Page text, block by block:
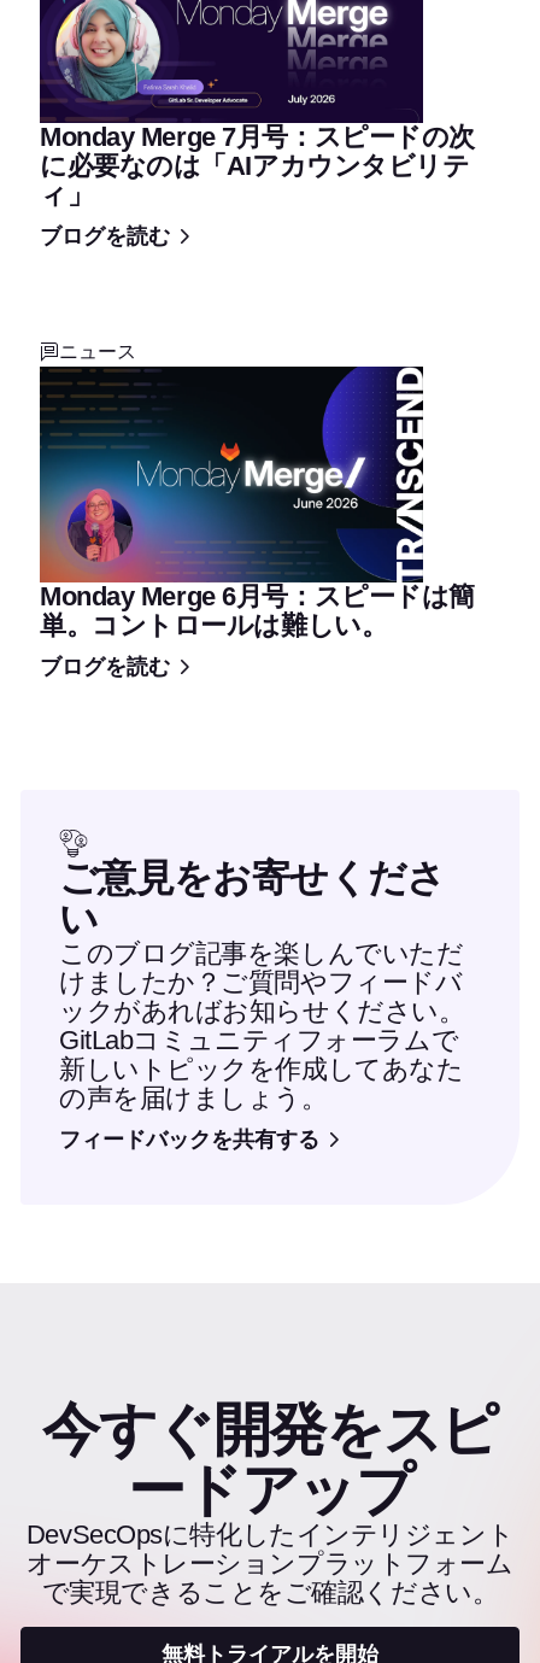
Monday Merge 7月号：スピードの次
に必要なのは「AIアカウンタビリテ
ィ」
ブログを読む
ニュース
Monday Merge 6月号：スピードは簡
単。コントロールは難しい。
ブログを読む
ご意見をお寄せくださ
い
このブログ記事を楽しんでいただ
けましたか？ご質問やフィードバ
ックがあればお知らせください。
GitLabコミュニティフォーラムで
新しいトピックを作成してあなた
の声を届けましょう。
フィードバックを共有する
今すぐ開発をスピ
ードアップ
DevSecOpsに特化したインテリジェント
オーケストレーションプラットフォーム
で実現できることをご確認ください。
無料トライアルを開始